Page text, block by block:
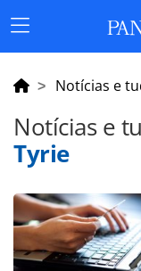
Menu
Principal
Notícias e
Notícias e
Tyrie